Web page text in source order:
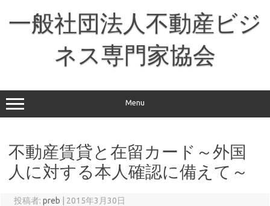
一般社団法人不動産ビジ
ネス専門家協会
Menu
不動産賃貸と在留カード～外国
人に対する本人確認に備えて～
投稿者: preb 2015年3月30日